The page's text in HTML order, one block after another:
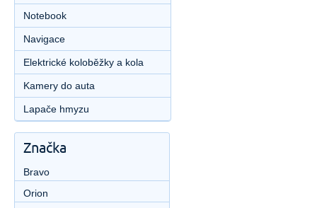
Notebook
Navigace
Elektrické koloběžky a kola
Kamery do auta
Lapače hmyzu
Značka
Bravo
Orion